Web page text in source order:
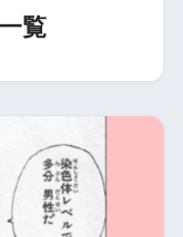
覧